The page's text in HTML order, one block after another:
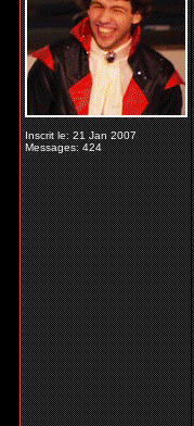
Inscrit le: 21 Jan 2007
Messages: 424